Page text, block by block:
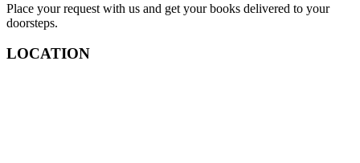
Place your request with us and get your books delivered to your
doorsteps.
LOCATION